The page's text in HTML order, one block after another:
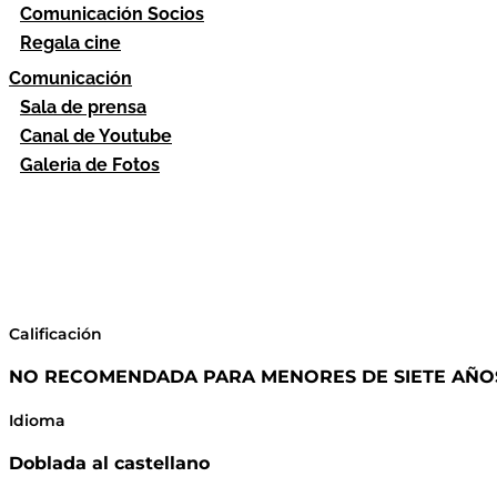
Comunicación Socios
Regala cine
Comunicación
Sala de prensa
Canal de Youtube
Galeria de Fotos
Calificación
NO RECOMENDADA PARA MENORES DE SIETE
Idioma
Doblada al castellano